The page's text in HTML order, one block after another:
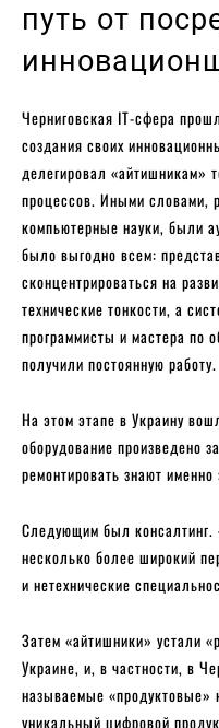
путь от
Черниговская IT-сфера
создания своих
делегировал «айтишникам»
процессов. Иными словами,
компьютерные науки, были
было выгодно всем:
сконцентрироваться на
технические тонкости, а
программисты и мастера по
получили постоянную работу.
На этом этапе в Украину
оборудование произведено
ремонтировать знают
Следующим был консалтинг.
несколько более широкий
и нетехнические
Затем «айтишники» устали
Украине, и, в частности, в
называемые «продуктовые»
уникальный цифровой